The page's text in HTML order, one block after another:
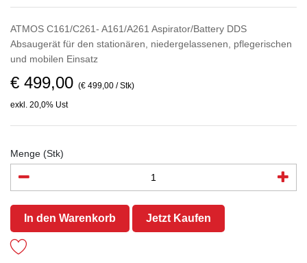
ATMOS C161/C261- A161/A261 Aspirator/Battery DDS
Absaugerät für den stationären, niedergelassenen, pflegerischen
und mobilen Einsatz
€ 499,00 (€ 499,00 / Stk)
exkl. 20,0% Ust
Menge (Stk)
In den Warenkorb Jetzt Kaufen